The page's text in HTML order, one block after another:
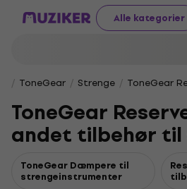
Alle kategorier
ToneGear Strenge ToneGear
ToneGear
andet tilbehør
ToneGear Dæmpere til
strengeinstrumenter